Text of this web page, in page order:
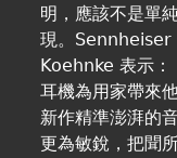
明，應該不是單
現。Sennheiser
Koehnke 表示
耳機為用家帶來
新作精準澎湃的
更為敏銳，把聞